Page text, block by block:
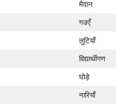
मैदान
गउएँ
लुटियाँ
विद्यार्थीगण
घोड़े
नारियाँ